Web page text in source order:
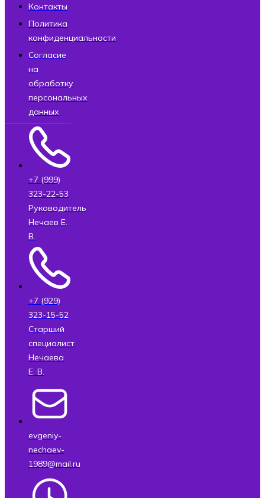
Контакты
Политика
конфиденциальности
Согласие
на
обработку
персональных
данных
+7 (999)
323-22-53
Руководитель
Нечаев Е.
В.
+7 (929)
323-15-52
Старший
специалист
Нечаева
Е. В.
evgeniy-
nechaev-
1989@mail.ru